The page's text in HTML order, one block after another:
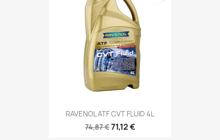
RAVENOL ATF CVT FLUID 4L
74,87 €71,12 €